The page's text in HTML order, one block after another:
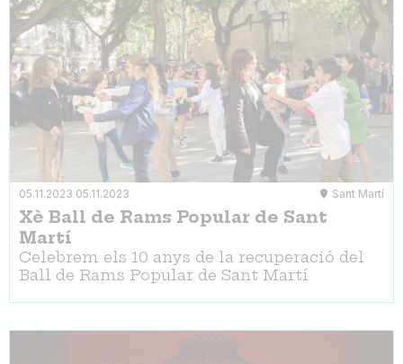
05.11.2023 05.11.2023 Sant Martí
Xè Ball de Rams Popular de Sant
Martí
Celebrem els 10 anys de la recuperació del
Ball de Rams Popular de Sant Martí